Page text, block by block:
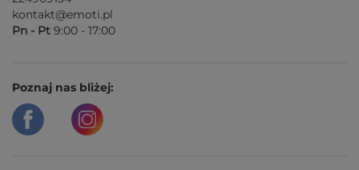
kontakt@emoti.pl
Pn - Pt 9:00 - 17:00
Poznaj nas bliżej: